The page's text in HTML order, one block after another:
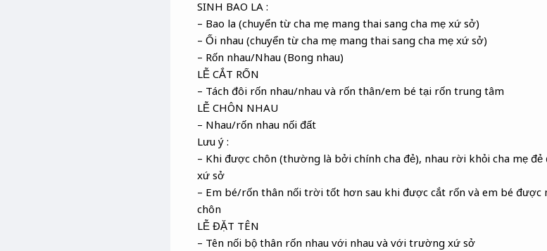
SINH BAO LA :
– Bao la (chuyển từ cha mẹ mang thai sang cha mẹ xứ sở)
– Ối nhau (chuyển từ cha mẹ mang thai sang cha mẹ xứ sở)
– Rốn nhau/Nhau (Bong nhau)
LỄ CẮT RỐN
– Tách đôi rốn nhau/nhau và rốn thân/em bé tại rốn trung tâm
LỄ CHÔN NHAU
– Nhau/rốn nhau nối đất
Lưu ý :
– Khi được chôn (thường là bởi chính cha đẻ), nhau rời khỏi cha mẹ
xứ sở
– Em bé/rốn thân nối trời tốt hơn sau khi được cắt rốn và em bé được
chôn
LỄ ĐẶT TÊN
– Tên nối bộ thân rốn nhau với nhau và với trường xứ sở